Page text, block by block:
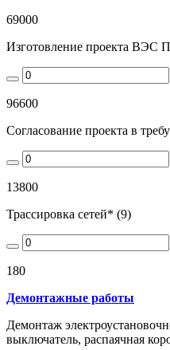
69000
Изготовление проекта
96600
Согласование проекта в
13800
Трассировка сетей* (9)
180
Демонтажные работы
Демонтаж
выключатель, распаячная